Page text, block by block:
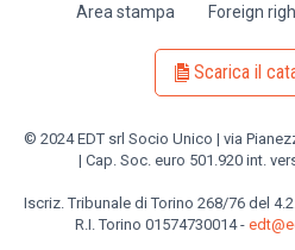
Area stampa
Foreign
Scarica il
© 2024 EDT srl Socio Unico | via
| Cap. Soc. euro 501.920 int.
Iscriz. Tribunale di Torino 268/76 del
R.I. Torino 01574730014 -